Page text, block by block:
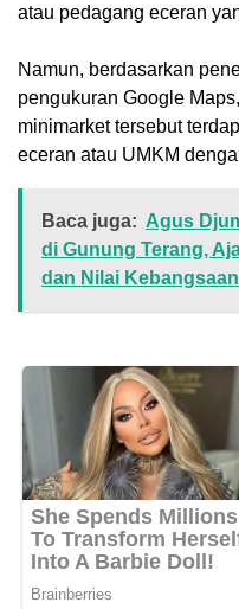
atau pedagang eceran
‎Namun, berdasarkan
pengukuran Google
minimarket tersebut
eceran atau UMKM
Baca juga: Agus
di Gunung Terang,
dan Nilai Kebangsaan